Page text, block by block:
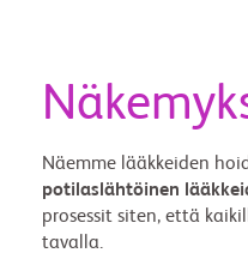
Näemme lääkkeiden
potilaslähtöinen
prosessit siten, että
tavalla.